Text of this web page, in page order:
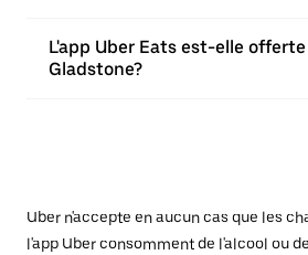
L'app Uber Eats est-elle offerte
Gladstone?
Uber n'accepte en aucun cas que les
l'app Uber consomment de l'alcool ou